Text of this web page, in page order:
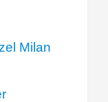
Milan